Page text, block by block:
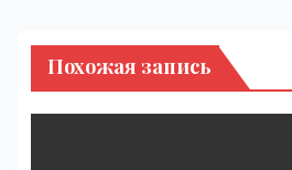
Похожая запись